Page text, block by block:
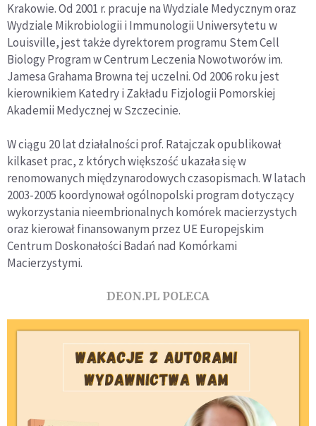
Krakowie. Od 2001 r. pracuje na Wydziale Medycznym oraz
Wydziale Mikrobiologii i Immunologii Uniwersytetu w
Louisville, jest także dyrektorem programu Stem Cell
Biology Program w Centrum Leczenia Nowotworów im.
Jamesa Grahama Browna tej uczelni. Od 2006 roku jest
kierownikiem Katedry i Zakładu Fizjologii Pomorskiej
Akademii Medycznej w Szczecinie.
W ciągu 20 lat działalności prof. Ratajczak opublikował
kilkaset prac, z których większość ukazała się w
renomowanych międzynarodowych czasopismach. W latach
2003-2005 koordynował ogólnopolski program dotyczący
wykorzystania nieembrionalnych komórek macierzystych
oraz kierował finansowanym przez UE Europejskim
Centrum Doskonałości Badań nad Komórkami
Macierzystymi.
DEON.PL POLECA